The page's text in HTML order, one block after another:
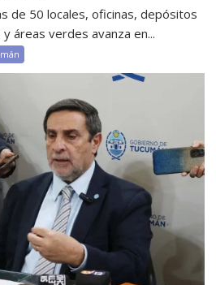
de 50 locales, oficinas, depósitos
áreas verdes avanza en...